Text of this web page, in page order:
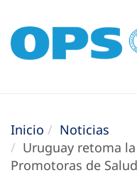
Inicio
Noticias
Uruguay retoma
Promotoras de